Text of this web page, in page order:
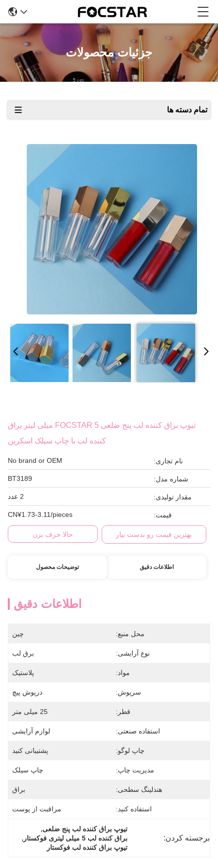
جزئیات محصولات
تمام دسته ها
تیوپ براق کننده لب پنج ضلعی FOCSTAR 5 میلی لیتر براق
کننده لب با چاپ سیلک اسکرین
نام تجاری: No brand or OEM
شماره مدل: BT3189
مقدار تولیدی: 2 عدد
قیمت: CN¥1.73-3.11/pieces
بهترین قیمت رو بدست بیار حالا حرف بزن
اطلاعات دقیق توضیحات محصول
اطلاعات دقیق
محل منبع: چین
نوع آرایشی: برق لب
مواد: پلاستیک
سرپوش: درپوش پیچ
قطر: 25 میلی متر
استفاده صنعتی: لوازم آرایشی
چاپ لوگو: پشتیبانی کنید
مدیریت چاپ: چاپ سیلک
هندلینگ سطحی: براق
استفاده کنید: مراقبت از پوست
برجسته کردن:
تیوپ براق کننده لب پنج ضلعی,
براق کننده لب 5 میلی لیتری فوکستار ,
تیوپ براق کننده لب فوکستار